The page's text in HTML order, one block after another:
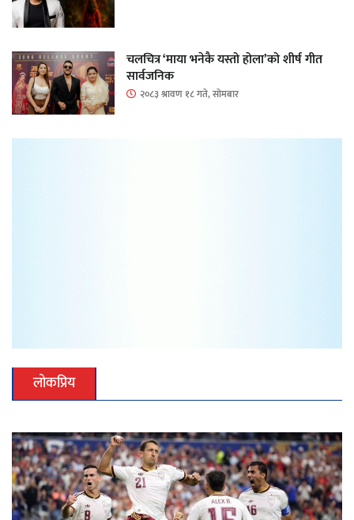
चलचित्र ‘माया भनेकै यस्तो होला’को शीर्ष गीत
सार्वजनिक
२०८३ श्रावण १८ गते, सोमबार
लोकप्रिय